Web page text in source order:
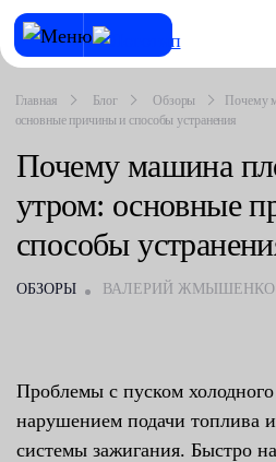
Главная Блог Обзоры
Почему
основные причины и способы устранения
Почему машина
утром: основные
способы
ОБЗОРЫ ВАЛЕРИЙ ЖМЫШЕНКО
Проблемы с пуском холодного
нарушением подачи топлива
системы зажигания. Быстро